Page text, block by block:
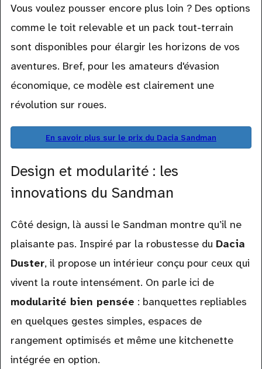
Vous voulez pousser encore plus loin ? Des options
comme le toit relevable et un pack tout-terrain
sont disponibles pour élargir les horizons de vos
aventures. Bref, pour les amateurs d'évasion
économique, ce modèle est clairement une
révolution sur roues.
En savoir plus sur le prix du Dacia Sandman
Design et modularité : les
innovations du Sandman
Côté design, là aussi le Sandman montre qu’il ne
plaisante pas. Inspiré par la robustesse du Dacia
Duster, il propose un intérieur conçu pour ceux qui
vivent la route intensément. On parle ici de
modularité bien pensée : banquettes repliables
en quelques gestes simples, espaces de
rangement optimisés et même une kitchenette
intégrée en option.